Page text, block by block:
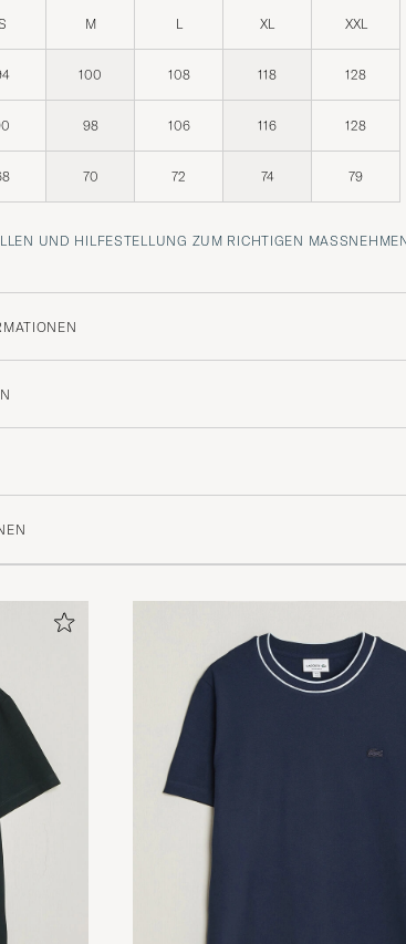
M L XL XXL
100 108 118 128
98 106 116 128
70 72 74 79
UND HILFESTELLUNG ZUM RICHTIGEN MASSNEHMEN